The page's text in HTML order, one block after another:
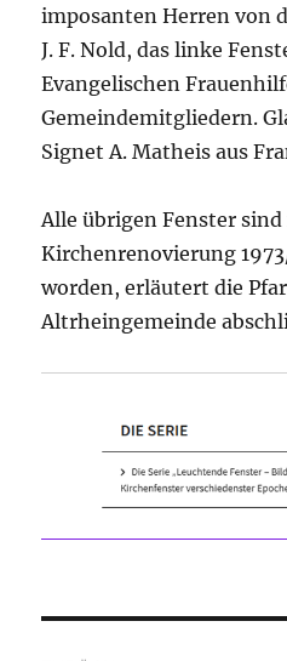
imposanten Herren von
J. F. Nold, das linke
Evangelischen
Gemeindemitgliedern.
Signet A. Matheis aus
Alle übrigen Fenster sind
Kirchenrenovierung
worden, erläutert die
Altrheingemeinde